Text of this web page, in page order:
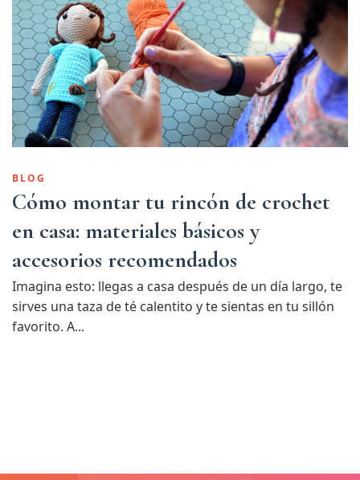
BLOG
Cómo montar tu rincón de crochet
en casa: materiales básicos y
accesorios recomendados
Imagina esto: llegas a casa después de un día largo, te
sirves una taza de té calentito y te sientas en tu sillón
favorito. A...